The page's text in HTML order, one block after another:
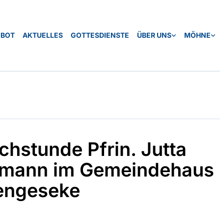
AKTUELLES GOTTESDIENSTE ÜBER UNS MÖHNE
Pfrin. Jutta
im Gemeindehaus